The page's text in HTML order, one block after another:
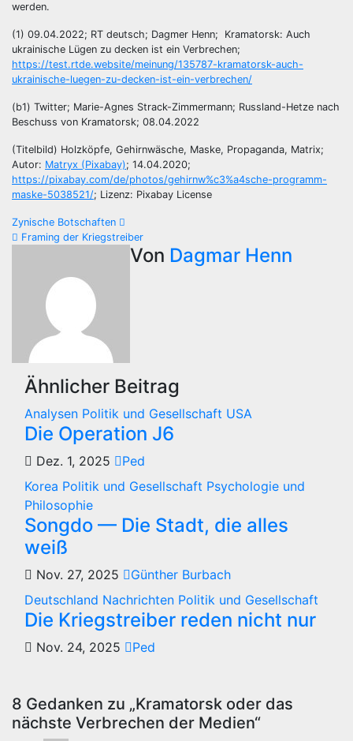
werden.
(1) 09.04.2022; RT deutsch; Dagmer Henn; Kramatorsk: Auch
ukrainische Lügen zu decken ist ein Verbrechen;
https://test.rtde.website/meinung/135787-kramatorsk-auch-
ukrainische-luegen-zu-decken-ist-ein-verbrechen/
(b1) Twitter; Marie-Agnes Strack-Zimmermann; Russland-Hetze nach
Beschuss von Kramatorsk; 08.04.2022
(Titelbild) Holzköpfe, Gehirnwäsche, Maske, Propaganda, Matrix;
Autor: Matryx (Pixabay); 14.04.2020;
https://pixabay.com/de/photos/gehirnw%c3%a4sche-programm-
maske-5038521/; Lizenz: Pixabay License
Beitragsnavigation
Zynische Botschaften
Framing der Kriegstreiber
Von Dagmar Henn
Ähnlicher Beitrag
Analysen Politik und Gesellschaft USA
Die Operation J6
Dez. 1, 2025
Ped
Korea Politik und Gesellschaft Psychologie und
Philosophie
Songdo — Die Stadt, die alles
weiß
Nov. 27, 2025
Günther Burbach
Deutschland Nachrichten Politik und Gesellschaft
Die Kriegstreiber reden nicht nur
Nov. 24, 2025 Ped
8 Gedanken zu „Kramatorsk oder das
nächste Verbrechen der Medien“